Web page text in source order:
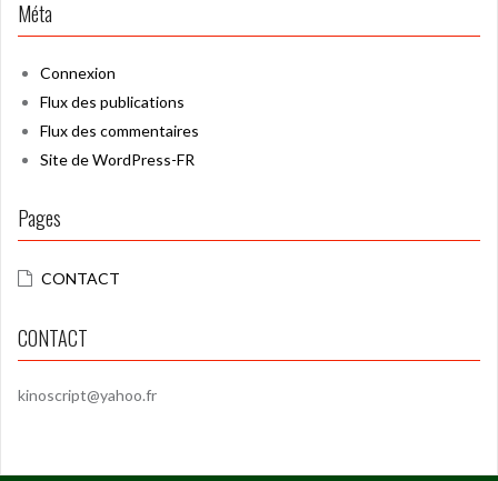
Méta
Connexion
Flux des publications
Flux des commentaires
Site de WordPress-FR
Pages
CONTACT
CONTACT
kinoscript@yahoo.fr